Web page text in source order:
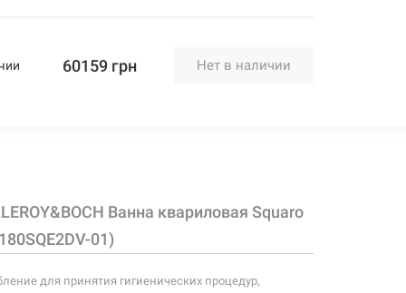
60159 грн Нет в наличии
Ванна квариловая Squaro
01)
для принятия гигиенических процедур,